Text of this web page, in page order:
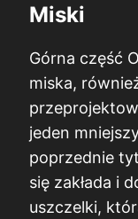
Miski
Górna część
miska,
jeden
poprzednie
się zakłada i
uszczelki,